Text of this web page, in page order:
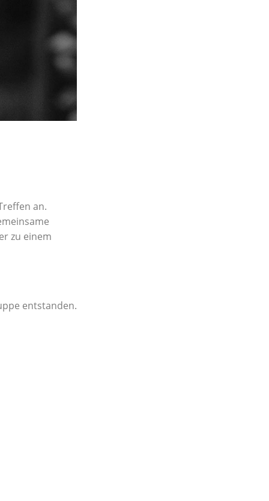
an.
zu einem
entstanden.